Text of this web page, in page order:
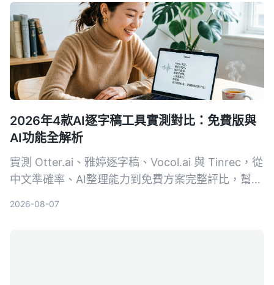
2026年4款AI逐字稿工具實測對比：免費版與
AI功能全解析
實測 Otter.ai、雅婷逐字稿、Vocol.ai 與 Tinrec，從
中文準確率、AI整理能力到免費方案完整評比，幫你
2026-08-07